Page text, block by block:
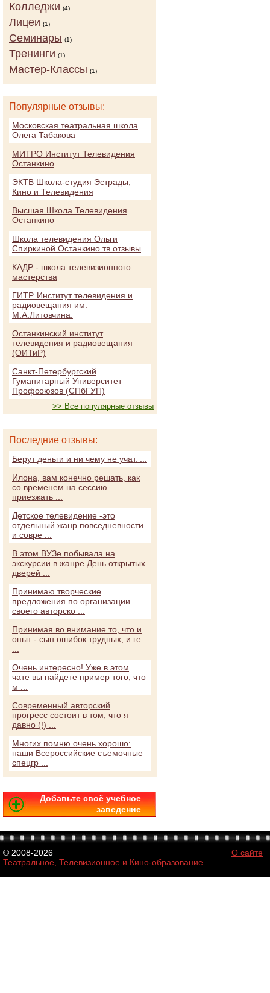
Колледжи (4)
Лицеи (1)
Семинары (1)
Тренинги (1)
Мастер-Классы (1)
Популярные отзывы:
Московская театральная школа
Олега Табакова
МИТРО Институт Телевидения
Останкино
ЭКТВ Школа-студия Эстрады,
Кино и Телевидения
Высшая Школа Телевидения
Останкино
Школа телевидения Ольги
Спиркиной Останкино тв отзывы
КАДР - школа телевизионного
мастерства
ГИТР. Институт телевидения и
радиовещания им.
М.А.Литовчина.
Останкинский институт
телевидения и радиовещания
(ОИТиР)
Санкт-Петербургский
Гуманитарный Университет
Профсоюзов (СПбГУП)
>> Все популярные отзывы
Последние отзывы:
Берут деньги и ни чему не учат. ...
Илона, вам конечно решать, как
со временем на сессию
приезжать ...
Детское телевидение -это
отдельный жанр повседневности
и совре ...
В этом ВУЗе побывала на
экскурсии в жанре День открытых
дверей ...
Принимаю творческие
предложения по организации
своего авторско ...
Принимая во внимание то, что и
опыт - сын ошибок трудных, и ге
Очень интересно! Уже в этом
чате вы найдете пример того, что
м ...
Современный авторский
прогресс состоит в том, что я
давно (!) ...
Многих помню очень хорошо:
наши Всероссийские съемочные
спецгр ...
Добавьте своё учебное
заведение
© 2008-2026
Театральное, Телевизионное и Кино-образование
О сайте